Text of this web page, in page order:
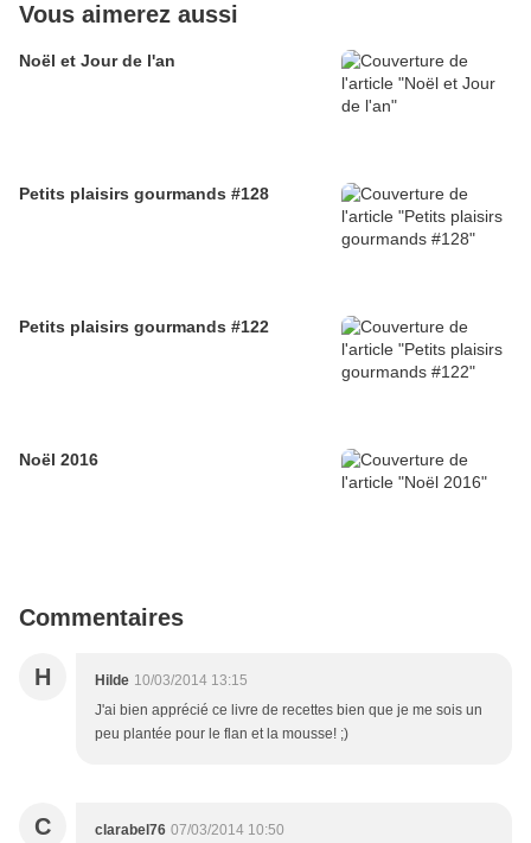
Vous aimerez aussi
Noël et Jour de l'an
Petits plaisirs gourmands #128
Petits plaisirs gourmands #122
Noël 2016
Commentaires
H Hilde 10/03/2014 13:15
J'ai bien apprécié ce livre de recettes bien que je me sois un
peu plantée pour le flan et la mousse! ;)
C clarabel76 07/03/2014 10:50